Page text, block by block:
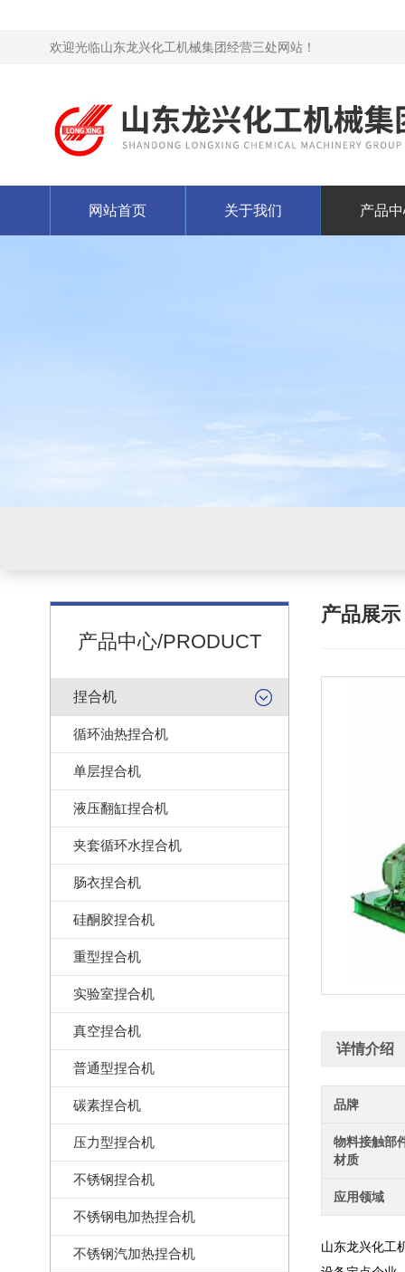
欢迎光临山东龙兴化工机械集团经营三处网站！
网站首页 关于我们 产品
产品中心/PRODUCT
捏合机
循环油热捏合机
单层捏合机
液压翻缸捏合机
夹套循环水捏合机
肠衣捏合机
硅酮胶捏合机
重型捏合机
实验室捏合机
真空捏合机
普通型捏合机
碳素捏合机
压力型捏合机
不锈钢捏合机
不锈钢电加热捏合机
不锈钢汽加热捏合机
产品展示
详情介绍
品牌
物料接触部
材质
应用领域
山东龙兴化工